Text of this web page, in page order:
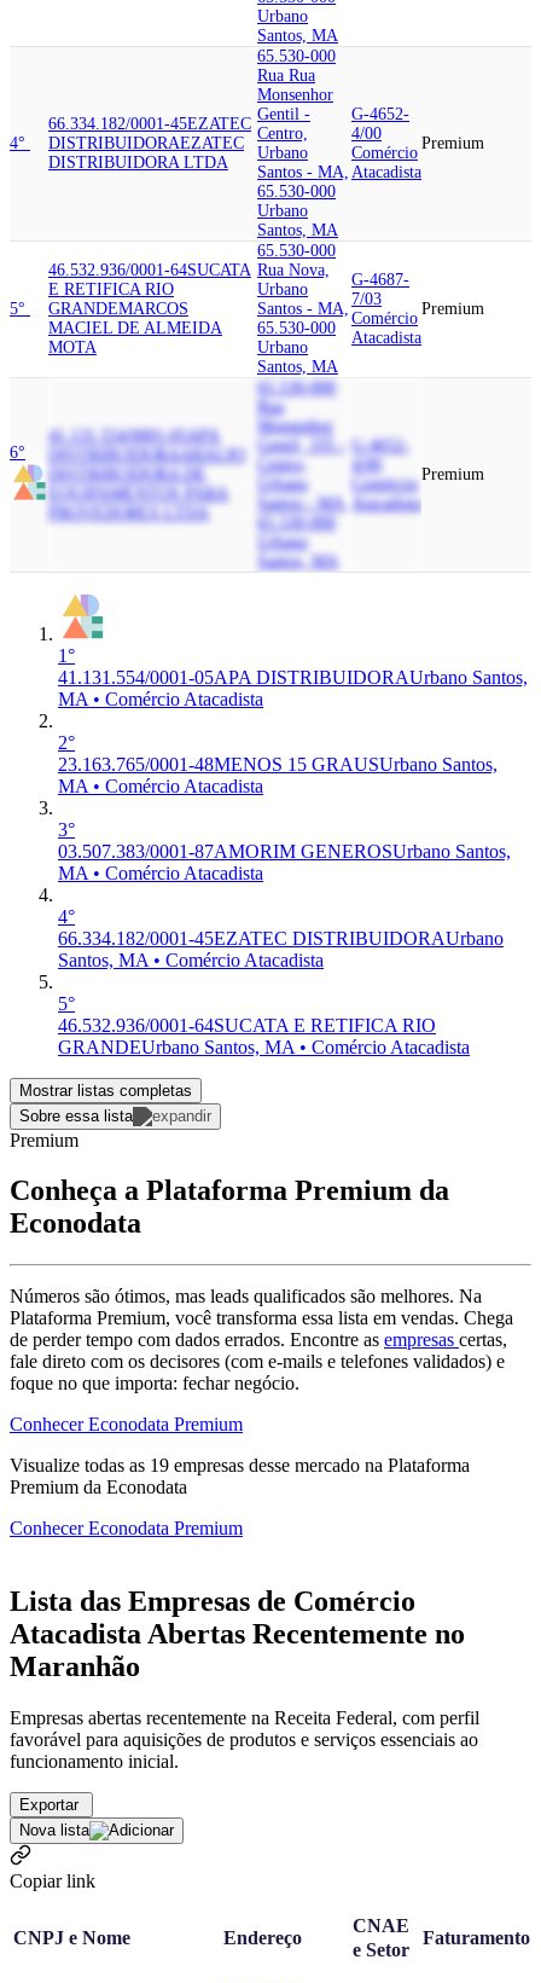
Urbano
Santos, MA
4°
66.334.182/0001-45EZATEC
DISTRIBUIDORAEZATEC
DISTRIBUIDORA LTDA
65.530-000
Rua Rua
Monsenhor
Gentil -
Centro,
Urbano
Santos - MA,
65.530-000
Urbano
Santos, MA
G-4652-
4/00
Comércio
Atacadista
Premium
5°
46.532.936/0001-64SUCATA
E RETIFICA RIO
GRANDEMARCOS
MACIEL DE ALMEIDA
MOTA
65.530-000
Rua Nova,
Urbano
Santos - MA,
65.530-000
Urbano
Santos, MA
G-4687-
7/03
Comércio
Atacadista
Premium
6°
41.131.554/0001-05APA
DISTRIBUIDORAARAUJO
DISTRIBUIDORA DE
EQUIPAMENTOS PARA
PROVEDORES LTDA
65.530-000
Rua
Monsenhor
Gentil, 335 -
Centro,
Urbano
Santos - MA,
65.530-000
Urbano
Santos, MA
G-4652-
4/00
Comércio
Atacadista
Premium
1°
41.131.554/0001-05APA DISTRIBUIDORAUrbano Santos,
MA • Comércio Atacadista
2°
23.163.765/0001-48MENOS 15 GRAUSUrbano Santos,
MA • Comércio Atacadista
3°
03.507.383/0001-87AMORIM GENEROSUrbano Santos,
MA • Comércio Atacadista
4°
66.334.182/0001-45EZATEC DISTRIBUIDORAUrbano
Santos, MA • Comércio Atacadista
5°
46.532.936/0001-64SUCATA E RETIFICA RIO
GRANDEUrbano Santos, MA • Comércio Atacadista
Mostrar listas completas
Sobre essa lista
Premium
Conheça a Plataforma Premium da
Econodata
Números são ótimos, mas leads qualificados são melhores. Na
Plataforma Premium, você transforma essa lista em vendas. Chega
de perder tempo com dados errados. Encontre as empresas certas,
fale direto com os decisores (com e-mails e telefones validados) e
foque no que importa: fechar negócio.
Conhecer Econodata Premium
Visualize todas as 19 empresas desse mercado na Plataforma
Premium da Econodata
Conhecer Econodata Premium
Lista das Empresas de Comércio
Atacadista Abertas Recentemente no
Maranhão
Empresas abertas recentemente na Receita Federal, com perfil
favorável para aquisições de produtos e serviços essenciais ao
funcionamento inicial.
Exportar
Nova lista
Copiar link
CNPJ e Nome Endereço
CNAE
e Setor
Faturamento